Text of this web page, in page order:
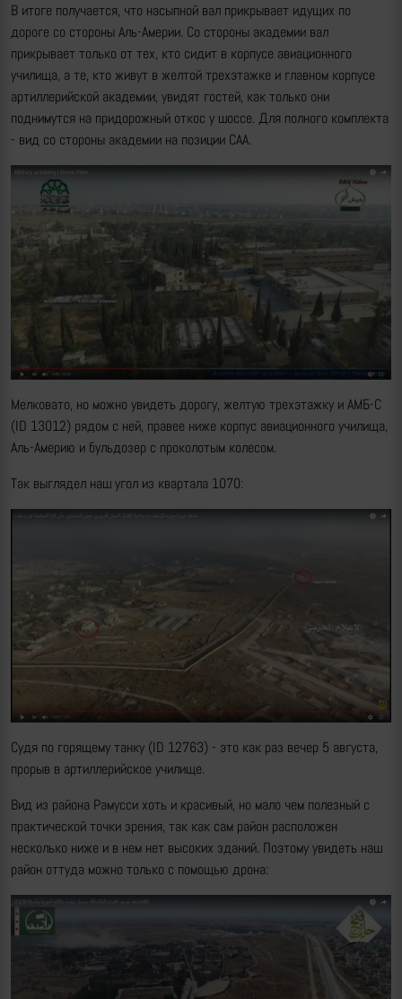
В итоге получается, что насыпной вал прикрывает идущих по
дороге со стороны Аль-Америи. Со стороны академии вал
прикрывает только от тех, кто сидит в корпусе авиационного
училища, а те, кто живут в желтой трехэтажке и главном корпусе
артиллерийской академии, увидят гостей, как только они
поднимутся на придорожный откос у шоссе. Для полного комплекта
- вид со стороны академии на позиции САА.
Мелковато, но можно увидеть дорогу, желтую трехэтажку и АМБ-С
(ID 13012) рядом с ней, правее ниже корпус авиационного училища,
Аль-Америю и бульдозер с проколотым колесом.
Так выглядел наш угол из квартала 1070:
Судя по горящему танку (ID 12763) - это как раз вечер 5 августа,
прорыв в артиллерийское училище.
Вид из района Рамусси хоть и красивый, но мало чем полезный с
практической точки зрения, так как сам район расположен
несколько ниже и в нем нет высоких зданий. Поэтому увидеть наш
район оттуда можно только с помощью дрона: